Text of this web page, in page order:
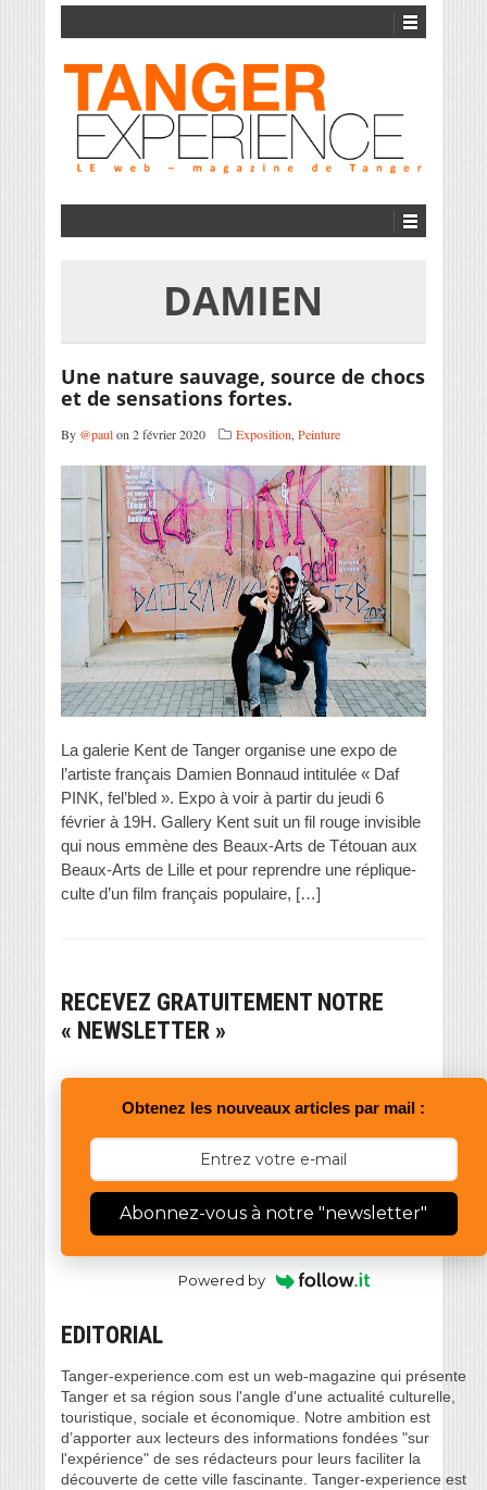
DAMIEN
Une nature sauvage, source de chocs
et de sensations fortes.
By @paulon 2 février 2020 Exposition, Peinture
La galerie Kent de Tanger organise une expo de
l’artiste français Damien Bonnaud intitulée « Daf
PINK, fel’bled ». Expo à voir à partir du jeudi 6
février à 19H. Gallery Kent suit un fil rouge invisible
qui nous emmène des Beaux-Arts de Tétouan aux
Beaux-Arts de Lille et pour reprendre une réplique-
culte d’un film français populaire, […]
RECEVEZ GRATUITEMENT NOTRE
« NEWSLETTER »
Obtenez les nouveaux articles par mail :
Abonnez-vous à notre "newsletter"
Powered by
EDITORIAL
Tanger-experience.com est un web-magazine qui présente
Tanger et sa région sous l'angle d'une actualité culturelle,
touristique, sociale et économique. Notre ambition est
d’apporter aux lecteurs des informations fondées "sur
l'expérience" de ses rédacteurs pour leurs faciliter la
découverte de cette ville fascinante. Tanger-experience est